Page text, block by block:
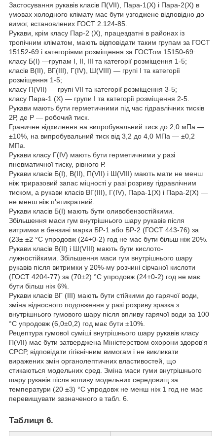
Застосування рукавів класів П(VII), Пара-1(X) і Пара-2(X) в
умовах холодного клімату має бути узгоджене відповідно до
вимог, встановлених ГОСТ 2.124-85.
Рукави, крім класу Пар-2 (X), працездатні в районах із
тропічним кліматом, мають відповідати таким групам за ГОСТ
15152-69 і категоріями розміщення за ГОСТом 15150-69:
класу Б(I) —групам I, II, III та категорії розміщення 1-5;
класів В(II), ВГ(III), Г(IV), Ш(VIII) — групі I та категорії
розміщення 1-5;
класу П(VII) — групі VII та категорії розміщення 3-5;
класу Пара-1 (X) — групи I та категорії розміщення 2-5.
Рукави мають бути герметичними під час гідравлічних тисків
2Р, де Р — робочий тиск.
Граничне відхилення на випробувальний тиск до 2,0 мПа —
±10%, на випробувальний тиск від 3,2 до 4,0 МПа — ±0,2
МПа.
Рукави класу Г(IV) мають бути герметичними у разі
пневматичної тиску, рівного Р.
Рукави класів Б(I), B(II), П(VII) і Ш(VIII) мають мати не менш
ніж триразовий запас міцності у разі розриву гідравлічним
тиском, а рукави класів ВГ(III), Г(IV), Пара-1(X) і Пара-2(X) —
не менш ніж п'ятикратний.
Рукави класів Б(I) мають бути оливобензостійкими.
Збільшення маси гум внутрішнього шару рукавів після
витримки в бензині марки БР-1 або БР-2 (ГОСТ 443-76) за
(23± ±2 °C упродовж (24+0-2) год не має бути більш ніж 20%.
Рукави класів В(II) і Ш(VIII) мають бути кислото-
лужностійкими. Збільшення маси гум внутрішнього шару
рукавів після витримки у 20%-му розчині сірчаної кислоти
(ГОСТ 4204-77) за (70±2) °C упродовж (24+0-2) год не має
бути більш ніж 6%.
Рукави класів ВГ (III) мають бути стійкими до гарячої води,
зміна відносного подовження у разі розриву зразка з
внутрішнього гумового шару після впливу гарячої води за 100
°C упродовж (6,0±0,2) год має бути ±10%.
Рецептура гумової суміші внутрішнього шару рукавів класу
П(VII) має бути затверджена Міністерством охорони здоров'я
СРСР, відповідати гігієнічним вимогам і не викликати
виражених змін органолептичних властивостей, що
стикаються модельних сред. Зміна маси гуми внутрішнього
шару рукавів після впливу модельних середовищ за
температури (20 ±3) °C упродовж не менш ніж 1 год не має
перевищувати зазначеного в табл. 6.
Таблиця 6.